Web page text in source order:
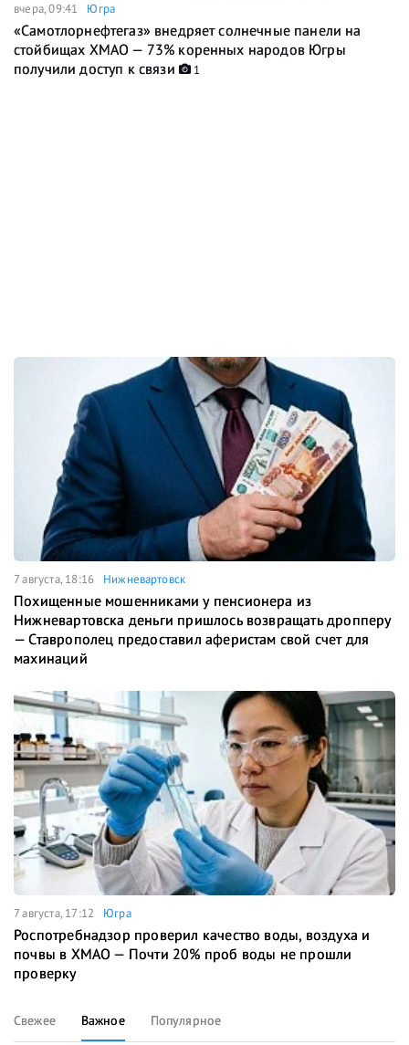
вчера, 09:41 Югра
«Самотлорнефтегаз» внедряет солнечные панели на
стойбищах ХМАО — 73% коренных народов Югры
получили доступ к связи
1
7 августа, 18:16 Нижневартовск
Похищенные мошенниками у пенсионера из
Нижневартовска деньги пришлось возвращать дропперу
— Ставрополец предоставил аферистам свой счет для
махинаций
7 августа, 17:12 Югра
Роспотребнадзор проверил качество воды, воздуха и
почвы в ХМАО — Почти 20% проб воды не прошли
проверку
Свежее Важное Популярное